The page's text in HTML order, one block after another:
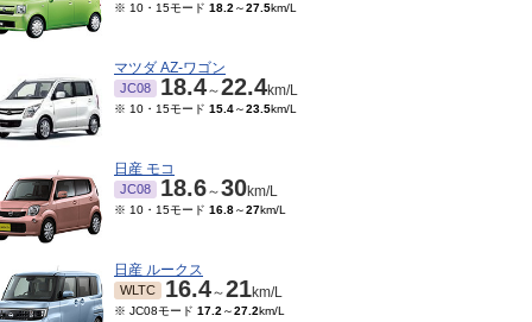
※ 10・15モード 18.2 ～27.5km/L
マツダ AZ-ワゴン
JC08 18.4～22.4km/L
※ 10・15モード 15.4～23.5km/L
日産 モコ
JC08 18.6～30km/L
※ 10・15モード 16.8～27km/L
日産 ルークス
WLTC 16.4～21km/L
※ JC08モード 17.2 ～27.2km/L